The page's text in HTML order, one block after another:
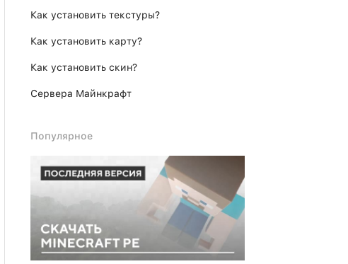
Как установить текстуры?
Как установить карту?
Как установить скин?
Сервера Майнкрафт
Популярное